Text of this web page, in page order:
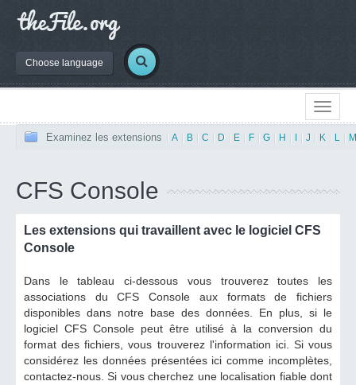
Choose language
Examinez les extensions A B C D E F G H J K L M
CFS Console
Les extensions qui travaillent avec le logiciel CFS
Console
Dans le tableau ci-dessous vous trouverez toutes les
associations du CFS Console aux formats de fichiers
disponibles dans notre base des données. En plus, si le
logiciel CFS Console peut être utilisé à la conversion du
format des fichiers, vous trouverez l'information ici. Si vous
considérez les données présentées ici comme incomplètes,
contactez-nous. Si vous cherchez une localisation fiable dont